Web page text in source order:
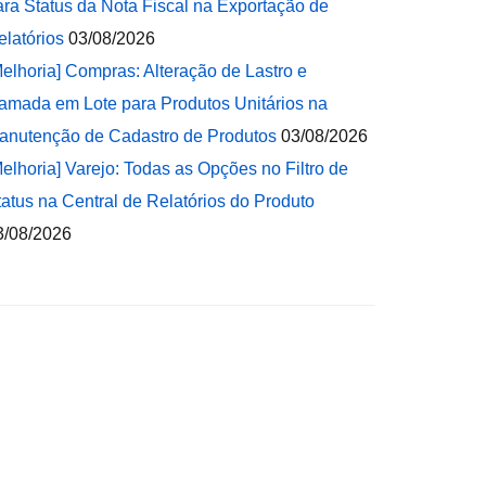
Status da Nota Fiscal na Exportação de
03/08/2026
Compras: Alteração de Lastro e
em Lote para Produtos Unitários na
de Cadastro de Produtos 03/08/2026
Varejo: Todas as Opções no Filtro de
na Central de Relatórios do Produto
08/2026